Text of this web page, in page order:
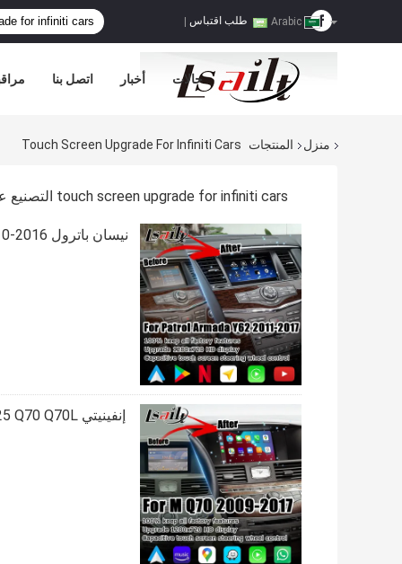
طلب اقتباس
اتصل بنا أخبار حالات
منزل المنتجات Touch Screen Upgrade For Infiniti Cars
touch screen upgrade for infiniti cars التصنيع عبر الإنترنت
إنفينيتي M35 M25 Q70 Q70L ترقية شاشة اللمس اللاسلكية Carplay Android Auto HD